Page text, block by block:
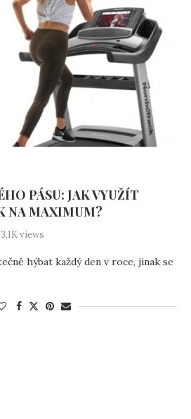
PÁSU: JAK VYUŽÍT
NA MAXIMUM?
3,1K views
hýbat každý den v roce, jinak se